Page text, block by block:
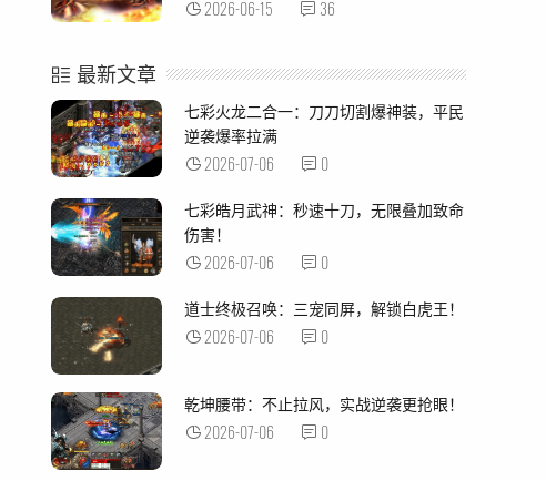
2026-06-15 36
最新文章
七彩火龙二合一：刀刀切割爆神装，平民
逆袭爆率拉满
2026-07-06 0
七彩皓月武神：秒速十刀，无限叠加致命
伤害！
2026-07-06 0
道士终极召唤：三宠同屏，解锁白虎王！
2026-07-06 0
乾坤腰带：不止拉风，实战逆袭更抢眼！
2026-07-06 0